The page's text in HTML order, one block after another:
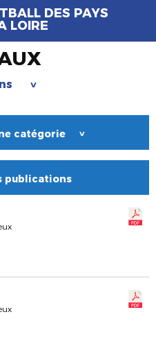
DES PAYS
LOIRE
>
catégorie >
publications